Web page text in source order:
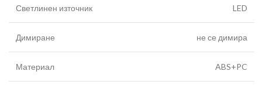
Светлинен източник LED
Димиране не се димира
Материал ABS+PC